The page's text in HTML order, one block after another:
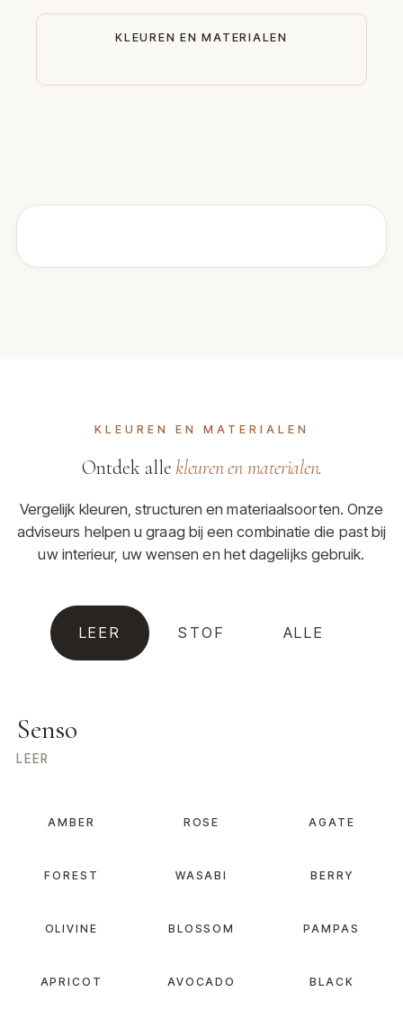
KLEUREN EN MATERIALEN
KLEUREN EN MATERIALEN
Ontdek alle kleuren en materialen.
Vergelijk kleuren, structuren en materiaalsoorten. Onze
adviseurs helpen u graag bij een combinatie die past bij
uw interieur, uw wensen en het dagelijks gebruik.
LEER STOF ALLE
Senso
LEER
AMBER ROSE AGATE
FOREST WASABI BERRY
OLIVINE BLOSSOM PAMPAS
APRICOT AVOCADO BLACK